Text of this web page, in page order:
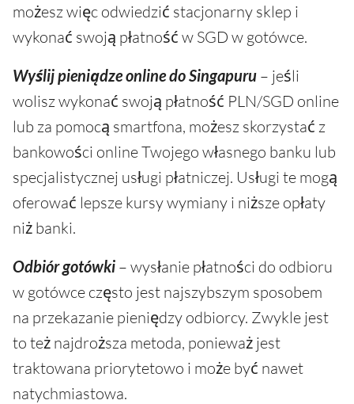
możesz więc odwiedzić stacjonarny sklep i
wykonać swoją płatność w SGD w gotówce.
Wyślij pieniądze online do Singapuru – jeśli
wolisz wykonać swoją płatność PLN/SGD online
lub za pomocą smartfona, możesz skorzystać z
bankowości online Twojego własnego banku lub
specjalistycznej usługi płatniczej. Usługi te mogą
oferować lepsze kursy wymiany i niższe opłaty
niż banki.
Odbiór gotówki – wysłanie płatności do odbioru
w gotówce często jest najszybszym sposobem
na przekazanie pieniędzy odbiorcy. Zwykle jest
to też najdroższa metoda, ponieważ jest
traktowana priorytetowo i może być nawet
natychmiastowa.